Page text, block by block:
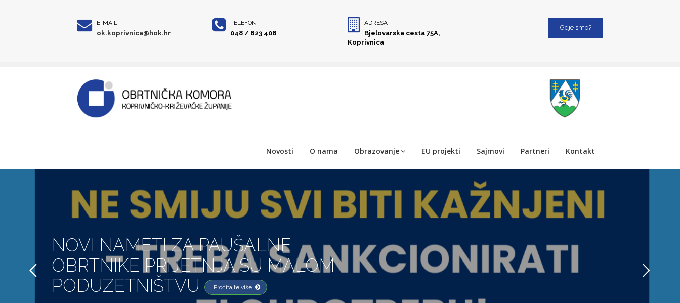
E-MAIL
ok.koprivnica@hok.hr
TELEFON
048 / 623 408
ADRESA
Bjelovarska cesta 75A,
Koprivnica
Gdje smo?
Novosti O nama Obrazovanje EU projekti Sajmovi Partneri Kontakt
PREUZMITE INFORMATIVNE LETKE